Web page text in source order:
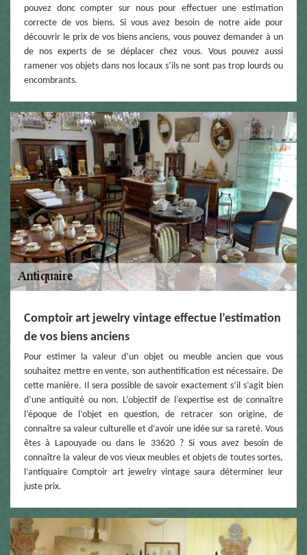
pouvez donc compter sur nous pour effectuer une estimation
correcte de vos biens. Si vous avez besoin de notre aide pour
découvrir le prix de vos biens anciens, vous pouvez demander à un
de nos experts de se déplacer chez vous. Vous pouvez aussi
ramener vos objets dans nos locaux s’ils ne sont pas trop lourds ou
encombrants.
Comptoir art jewelry vintage effectue l’estimation
de vos biens anciens
Pour estimer la valeur d’un objet ou meuble ancien que vous
souhaitez mettre en vente, son authentification est nécessaire. De
cette manière. Il sera possible de savoir exactement s’il s’agit bien
d’une antiquité ou non. L’objectif de l’expertise est de connaître
l’époque de l’objet en question, de retracer son origine, de
connaître sa valeur culturelle et d’avoir une idée sur sa rareté. Vous
êtes à Lapouyade ou dans le 33620 ? Si vous avez besoin de
connaître la valeur de vos vieux meubles et objets de toutes sortes,
l’antiquaire Comptoir art jewelry vintage saura déterminer leur
juste prix.